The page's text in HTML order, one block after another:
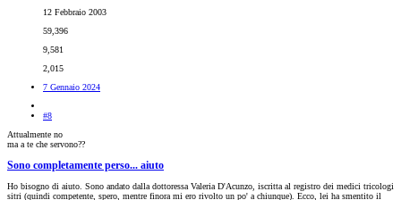
12 Febbraio 2003
59,396
9,581
2,015
7 Gennaio 2024
#8
Attualmente no
ma a te che servono??
Sono completamente perso... aiuto
Ho bisogno di aiuto. Sono andato dalla dottoressa Valeria D'Acunzo, iscritta al registro dei medici tricologi
sitri (quindi competente, spero, mentre finora mi ero rivolto un po' a chiunque). Ecco, lei ha smentito il